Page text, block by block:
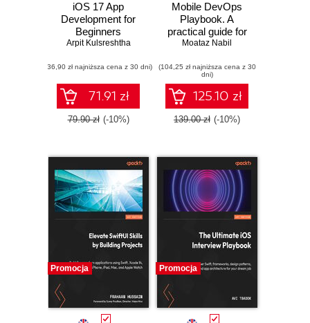
iOS 17 App
Development for
Beginners
Arpit Kulsreshtha
(36,90 zł najniższa cena z 30 dni)
71.91 zł
79.90 zł (-10%)
Mobile DevOps
Playbook. A
practical guide for
delivering high-
applications like a
pro
Moataz Nabil
(104,25 zł najniższa cena z 30
dni)
125.10 zł
139.00 zł (-10%)
Promocja Promocja